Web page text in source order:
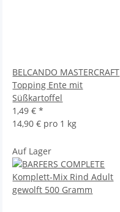
BELCANDO MASTERCRAFT
Topping Ente mit
Süßkartoffel
1,49 €*
14,90 € pro 1 kg
Auf Lager